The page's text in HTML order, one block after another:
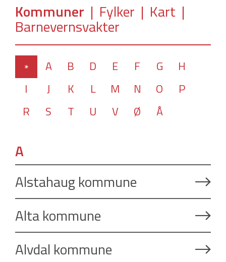
Kommuner | Fylker | Kart |
Barnevernsvakter
* A B D E F G
H
I
J K L M N O
P
R
S T U V Ø Å
A
Alstahaug kommune
Alta kommune
Alvdal kommune